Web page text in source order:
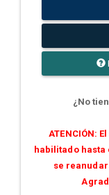
¿No
ATENCIÓN:
habilitado hasta
se